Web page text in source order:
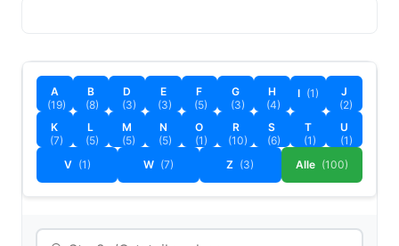
A
(19)
B
(8)
D
(3)
E
(3)
F
(5)
G
(3)
H
(4)
I (1)
J
(2)
K
(7)
L
(5)
M
(5)
N
(5)
O
(1)
R
(10)
S
(6)
T
(1)
U
(1)
V (1) W (7) Z (3) Alle (100)